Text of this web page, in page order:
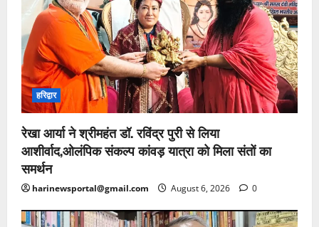
हरिद्वार
रेखा आर्या ने श्रीमहंत डॉ. रविंद्र पुरी से लिया
आशीर्वाद,ओलंपिक संकल्प कांवड़ यात्रा को मिला संतों का
समर्थन
harinewsportal@gmail.com August 6, 2026 0